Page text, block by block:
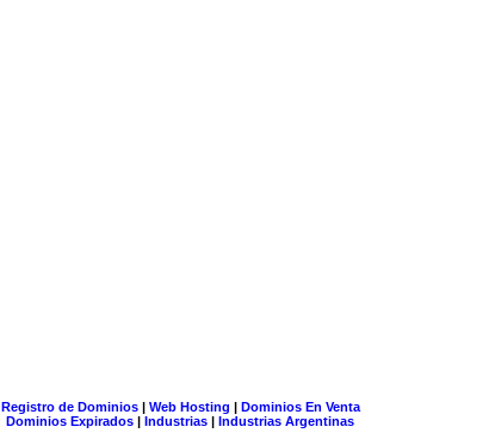
Registro de Dominios| Web Hosting | Dominios En Venta
Dominios Expirados | Industrias | Industrias Argentinas